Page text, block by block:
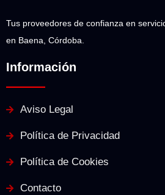
Tus proveedores de confianza en
en Baena, Córdoba.
Información
Aviso Legal
Política de Privacidad
Política de Cookies
Contacto